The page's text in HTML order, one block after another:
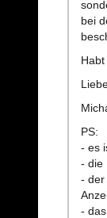
bei
PS:
- es
- die
- der
-